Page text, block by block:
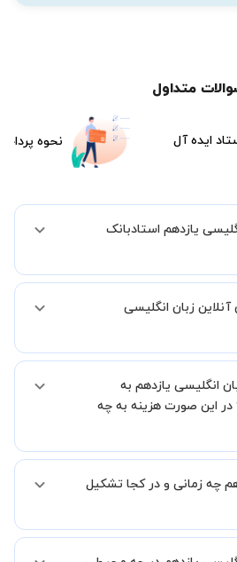
متداول
ایده آل نحوه
یازدهم استادبانک
جلسه تمامی موارد لازم برای برگزاری
را به شما توضیح خواهند داد.
زبان انگلیسی
انگلیسی یازدهم به
این صورت هزینه به چه
را در کنار دوستان و یا آشنایان خود به
وجود دارد. در این حالت، به ازای هر
چه زمانی و در کجا تشکیل